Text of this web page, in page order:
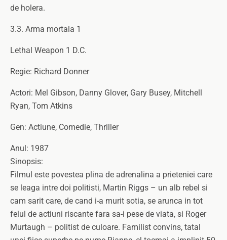
de holera.
3.3. Arma mortala 1
Lethal Weapon 1 D.C.
Regie: Richard Donner
Actori: Mel Gibson, Danny Glover, Gary Busey, Mitchell
Ryan, Tom Atkins
Gen: Actiune, Comedie, Thriller
Anul: 1987
Sinopsis:
Filmul este povestea plina de adrenalina a prieteniei care
se leaga intre doi politisti, Martin Riggs – un alb rebel si
cam sarit care, de cand i-a murit sotia, se arunca in tot
felul de actiuni riscante fara sa-i pese de viata, si Roger
Murtaugh – politist de culoare. Familist convins, tatal